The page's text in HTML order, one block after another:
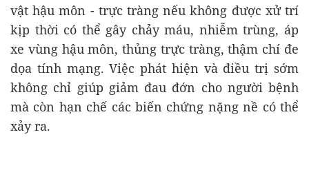
vật hậu môn - trực tràng nếu không được xử trí
kịp thời có thể gây chảy máu, nhiễm trùng, áp
xe vùng hậu môn, thủng trực tràng, thậm chí đe
dọa tính mạng. Việc phát hiện và điều trị sớm
không chỉ giúp giảm đau đớn cho người bệnh
mà còn hạn chế các biến chứng nặng nề có thể
xảy ra.